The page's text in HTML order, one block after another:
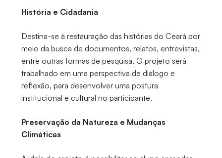
História e Cidadania
Destina-se à restauração das histórias do Ceará por
meio da busca de documentos, relatos, entrevistas,
entre outras formas de pesquisa. O projeto será
trabalhado em uma perspectiva de diálogo e
reflexão, para desenvolver uma postura
institucional e cultural no participante.
Preservação da Natureza e Mudanças
Climáticas